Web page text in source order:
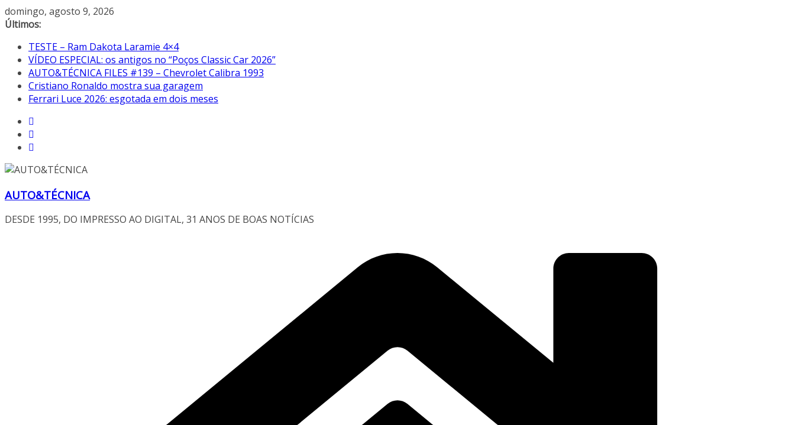
Pular
para
conteúdo
domingo, agosto 9, 2026
Últimos:
TESTE – Ram Dakota Laramie 4×4
VÍDEO ESPECIAL: os antigos no “Poços Classic Car 2026”
AUTO&TÉCNICA FILES #139 – Chevrolet Calibra 1993
Cristiano Ronaldo mostra sua garagem
Ferrari Luce 2026: esgotada em dois meses
AUTO&TÉCNICA
DESDE 1995, DO IMPRESSO AO DIGITAL, 31 ANOS DE BOAS NOTÍCIAS